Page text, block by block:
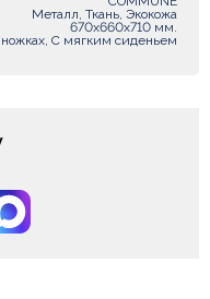
Металл, Ткань, Экокожа
670х660х710 мм.
С мягким сиденьем